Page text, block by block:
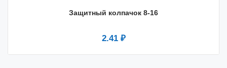
Защитный колпачок 8-16
2.41 ₽